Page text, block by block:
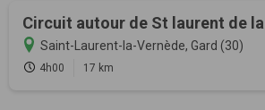
Circuit autour de St laurent de
Saint-Laurent-la-Vernède, Gard (30)
4h00 17 km